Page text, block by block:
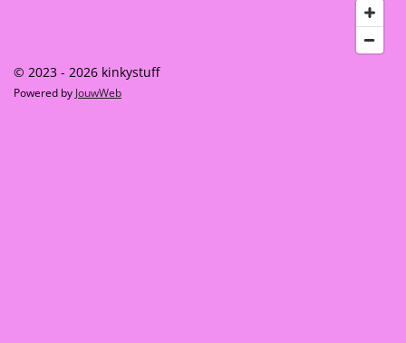
© 2023 - 2026 kinkystuff
Powered by JouwWeb